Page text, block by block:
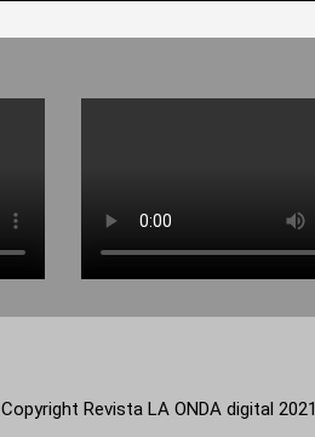
Revista LA ONDA digital 2021